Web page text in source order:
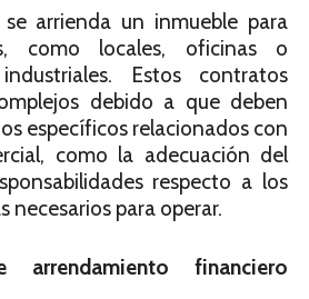
arrienda un inmueble para
como locales, oficinas o
Estos contratos
debido a que deben
específicos relacionados con
como la adecuación del
respecto a los
necesarios para operar.
financiero